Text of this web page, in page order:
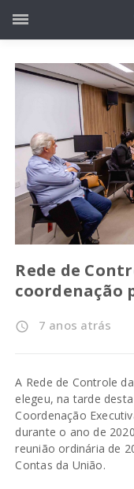
Rede de
coordenação
access_time 7 anos atrás
A Rede de Controle
elegeu, na tarde
Coordenação
durante o ano de
reunião ordinária de
Contas da União.